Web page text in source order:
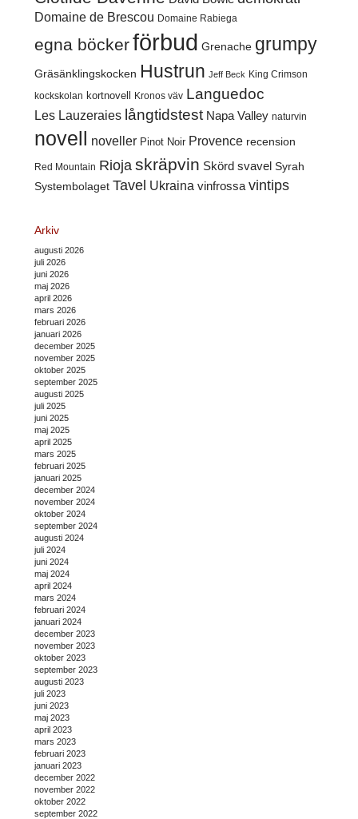
Domaine de Brescou Domaine Rabiega
egna böckerförbud Grenache grumpy
Gräsänklingskocken Hustrun Jeff Beck King Crimson
kockskolan kortnovell Kronos väv Languedoc
Les Lauzeraies långtidstest Napa Valley naturvin
novell noveller Pinot Noir Provence recension
Red Mountain Rioja skräpvin Skörd svavel Syrah
Systembolaget Tavel Ukraina vinfrossa vintips
Arkiv
augusti 2026
juli 2026
juni 2026
maj 2026
april 2026
mars 2026
februari 2026
januari 2026
december 2025
november 2025
oktober 2025
september 2025
augusti 2025
juli 2025
juni 2025
maj 2025
april 2025
mars 2025
februari 2025
januari 2025
december 2024
november 2024
oktober 2024
september 2024
augusti 2024
juli 2024
juni 2024
maj 2024
april 2024
mars 2024
februari 2024
januari 2024
december 2023
november 2023
oktober 2023
september 2023
augusti 2023
juli 2023
juni 2023
maj 2023
april 2023
mars 2023
februari 2023
januari 2023
december 2022
november 2022
oktober 2022
september 2022